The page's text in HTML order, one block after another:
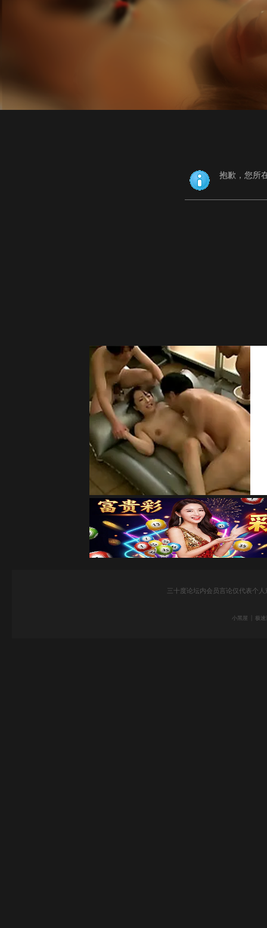
抱歉，您所
三十度论坛内会员言论仅代表个
小黑屋 极速